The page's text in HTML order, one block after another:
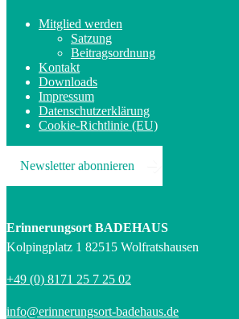
Mitglied werden
Satzung
Beitragsordnung
Kontakt
Downloads
Impressum
Datenschutzerklärung
Cookie-Richtlinie (EU)
Newsletter abonnieren
Erinnerungsort BADEHAUS
Kolpingplatz 1 82515 Wolfratshausen
+49 (0) 8171 25 7 25 02
info@erinnerungsort-badehaus.de